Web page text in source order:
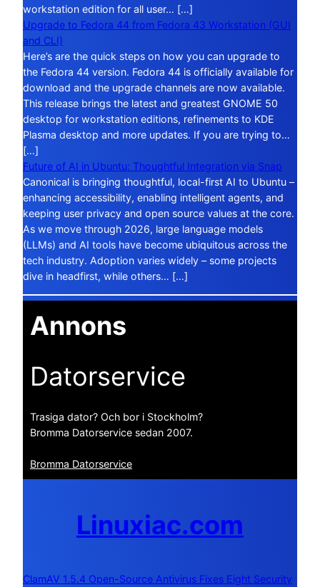
workstation edition for all user… […]
Upgrade to Fedora 44 from Fedora 43 Workstation (GUI
and CLI)
Here’s are the quick steps on how you can upgrade to
the Fedora 44 version. Fedora 44 is officially available for
download and the upgrade channels are now available.
This release brings the latest and greatest GNOME 50
desktop for workstation editions, refinements to KDE
Plasma desktop and more updates. If you are trying to…
[…]
Future of AI in Ubuntu: Thoughtful Integration via Snap
Canonical is bringing thoughtful, local-first AI to Ubuntu –
enhancing accessibility, enabling intelligent agents, and
keeping user privacy and open source values at the core.
As we move through 2026, large language models
(LLMs) and AI tools have become ubiquitous across the
tech industry. Adoption varies widely – some projects
dive in headfirst, while others… […]
Annons
Datorservice
Trasiga dator? Och bor i Stockholm?
Bromma Datorservice sedan 2007.
Bromma Datorservice
Linuxiac.com
ClamAV 1.5.4 Open-Source Antivirus Fixes Eight Security